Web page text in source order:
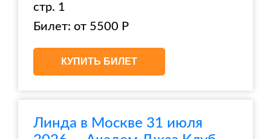
стр. 1
Билет: от 5500 Р
КУПИТЬ БИЛЕТ
Линда в Москве 31 июля